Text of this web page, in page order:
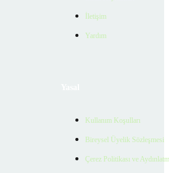
İletişim
Yardım
Kullanım Koşulları
Bireysel Üyelik Sözleşmesi
Çerez Politikası ve